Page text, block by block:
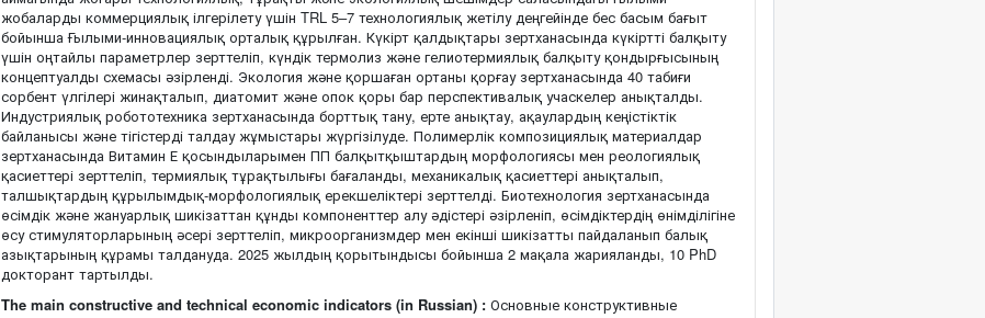
жобаларды коммерциялық ілгерілету үшін TRL 5–7 технологиялық жетілу деңгейінде бес басым бағыт
бойынша Ғылыми-инновациялық орталық құрылған. Күкірт қалдықтары зертханасында күкіртті балқыту
үшін оңтайлы параметрлер зерттеліп, күндік термолиз және гелиотермиялық балқыту қондырғысының
концептуалды схемасы әзірленді. Экология және қоршаған ортаны қорғау зертханасында 40 табиғи
сорбент үлгілері жинақталып, диатомит және опок қоры бар перспективалық учаскелер анықталды.
Индустриялық робототехника зертханасында борттық тану, ерте анықтау, ақаулардың кеңістіктік
байланысы және тігістерді талдау жұмыстары жүргізілуде. Полимерлік композициялық материалдар
зертханасында Витамин Е қосындыларымен ПП балқытқыштардың морфологиясы мен реологиялық
қасиеттері зерттеліп, термиялық тұрақтылығы бағаланды, механикалық қасиеттері анықталып,
талшықтардың құрылымдық-морфологиялық ерекшеліктері зерттелді. Биотехнология зертханасында
өсімдік және жануарлық шикізаттан құнды компоненттер алу әдістері әзірленіп, өсімдіктердің өнімділігіне
өсу стимуляторларының әсері зерттеліп, микроорганизмдер мен екінші шикізатты пайдаланып балық
азықтарының құрамы талдануда. 2025 жылдың қорытындысы бойынша 2 мақала жарияланды, 10 PhD
докторант тартылды.
The main constructive and technical economic indicators (in Russian) : Основные конструктивные